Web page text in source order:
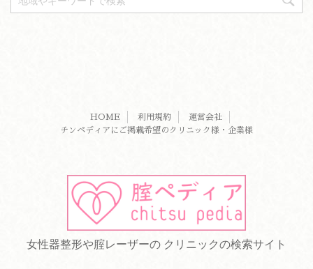
HOME 利用規約
運営会社
チンペディアにご掲載希望のクリニック様・企業様
女性器整形や腟レーザーの クリニックの検索サイト